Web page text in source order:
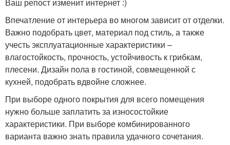
Ваш репост изменит интернет :)
Впечатление от интерьера во многом зависит от отделки.
Важно подобрать цвет, материал под стиль, а также
учесть эксплуатационные характеристики –
влагостойкость, прочность, устойчивость к грибкам,
плесени. Дизайн пола в гостиной, совмещенной с
кухней, подобрать вдвойне сложнее.
При выборе одного покрытия для всего помещения
нужно больше заплатить за износостойкие
характеристики. При выборе комбинированного
варианта важно знать правила удачного сочетания.